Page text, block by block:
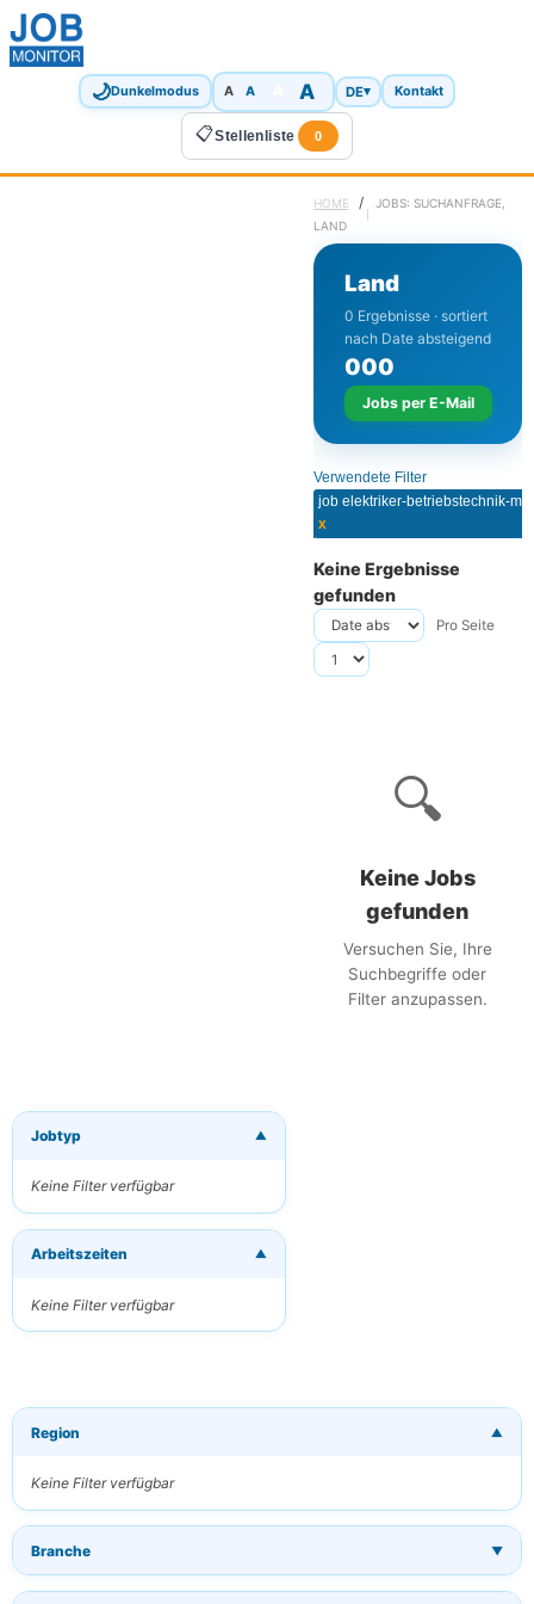
🌙Dunkelmodus A A A DE▾ Kontakt
📋Stellenliste 0
HOME /
JOBS: SUCHANFRAGE,
LAND
Land
0 Ergebnisse · sortiert
nach Date absteigend
000
Jobs per E-Mail
Verwendete Filter
x
Keine Ergebnisse
gefunden
Pro Seite
🔍
Keine Jobs
gefunden
Versuchen Sie, Ihre
Suchbegriffe oder
Filter anzupassen.
Jobtyp ▼
Keine Filter verfügbar
Arbeitszeiten ▼
Keine Filter verfügbar
Region ▼
Keine Filter verfügbar
Branche ▼